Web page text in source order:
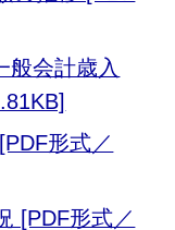
般会計歳入
形式／
[PDF形式／